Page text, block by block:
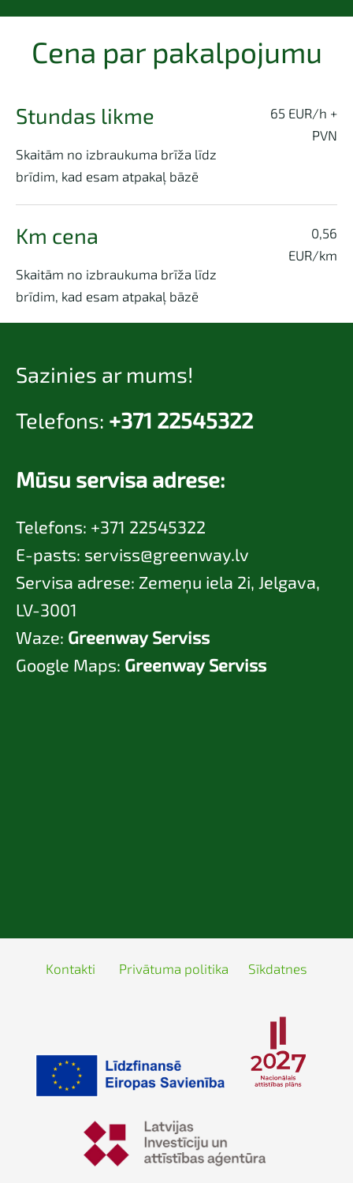
Cena par pakalpojumu
Stundas likme
Skaitām no izbraukuma brīža līdz
brīdim, kad esam atpakaļ bāzē
65 EUR/h +
PVN
Km cena
Skaitām no izbraukuma brīža līdz
brīdim, kad esam atpakaļ bāzē
0,56
EUR/km
Sazinies ar mums!
Telefons: +371 22545322
Mūsu servisa adrese:
Telefons: +371 22545322
E-pasts: serviss@greenway.lv
Servisa adrese: Zemeņu iela 2i, Jelgava,
LV-3001
Waze: Greenway Serviss
Google Maps: Greenway Serviss
Kontakti Privātuma politika Sīkdatnes